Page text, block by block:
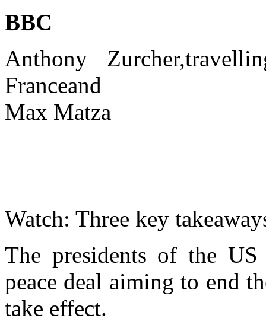
BBC
Anthony Zurcher,
Franceand
Max Matza
Watch: Three key
The presidents of the
peace deal aiming to end
take effect.